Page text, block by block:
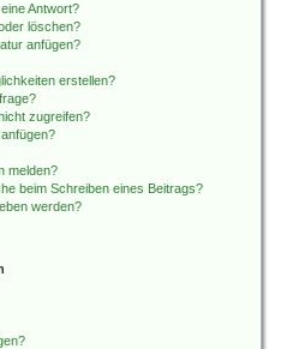
Antwort?
löschen?
anfügen?
erstellen?
zugreifen?
melden?
beim Schreiben eines Beitrags?
werden?